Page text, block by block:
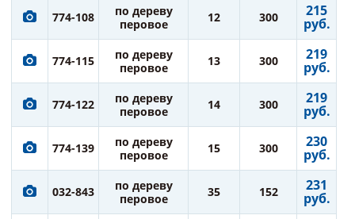
774-108
по дереву
перовое
12 300 215
руб.
774-115
по дереву
перовое
13 300 219
руб.
774-122
по дереву
перовое
14 300 219
руб.
774-139
по дереву
перовое
15 300 230
руб.
032-843
по дереву
перовое
35 152 231
руб.